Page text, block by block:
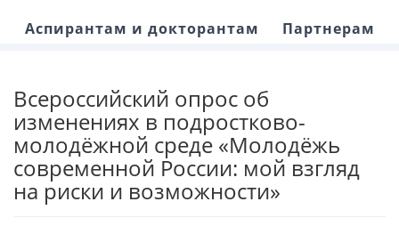
Аспирантам и докторантам
Партнерам
Всероссийский опрос об
изменениях в подростково-
молодёжной среде «Молодёжь
современной России: мой взгляд
на риски и возможности»